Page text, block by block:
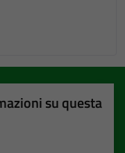
su questa